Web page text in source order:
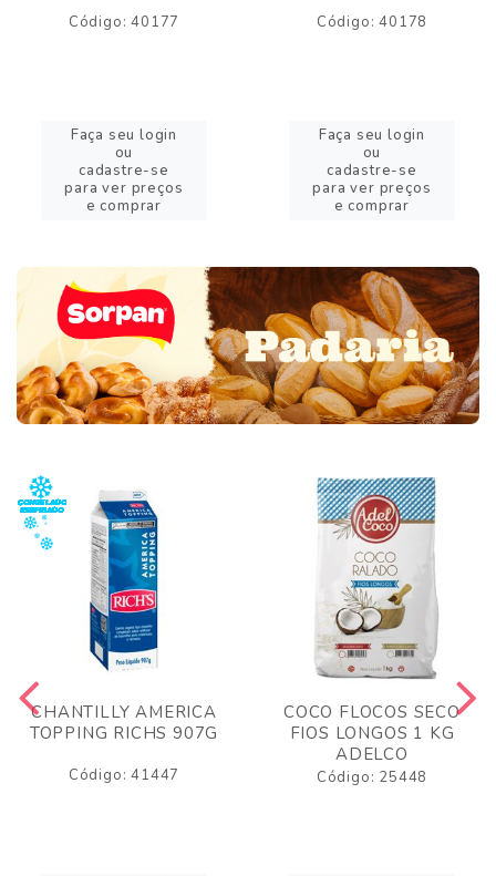
Código: 40177
Faça seu login
ou
cadastre-se
para ver preços
e comprar
Código: 40178
Faça seu login
ou
cadastre-se
para ver preços
e comprar
CHANTILLY AMERICA
TOPPING RICHS 907G
Código: 41447
COCO FLOCOS SECO
FIOS LONGOS 1 KG
ADELCO
Código: 25448